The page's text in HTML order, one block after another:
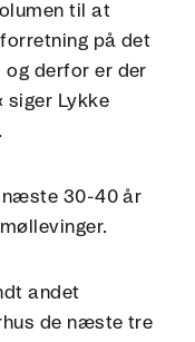
til at
på det
og derfor er der
siger Lykke
næste 30-40 år
andet
de næste tre